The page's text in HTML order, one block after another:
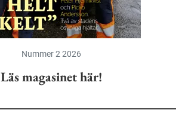
Nummer 2 2026
Läs magasinet här!